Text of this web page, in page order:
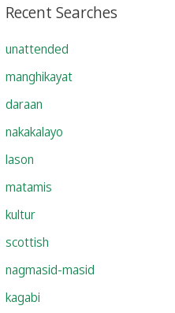
Recent Searches
unattended
manghikayat
daraan
nakakalayo
lason
matamis
kultur
scottish
nagmasid-masid
kagabi